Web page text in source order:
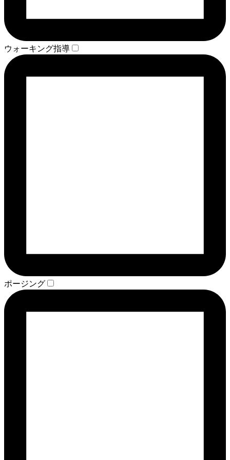
ウォーキング指導
ポージング